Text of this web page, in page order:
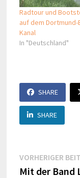
Radtour und
auf dem Dortmund-
Kanal
In "Deutschland"
SHARE
SHARE
VORHERIGER
Mit der Band